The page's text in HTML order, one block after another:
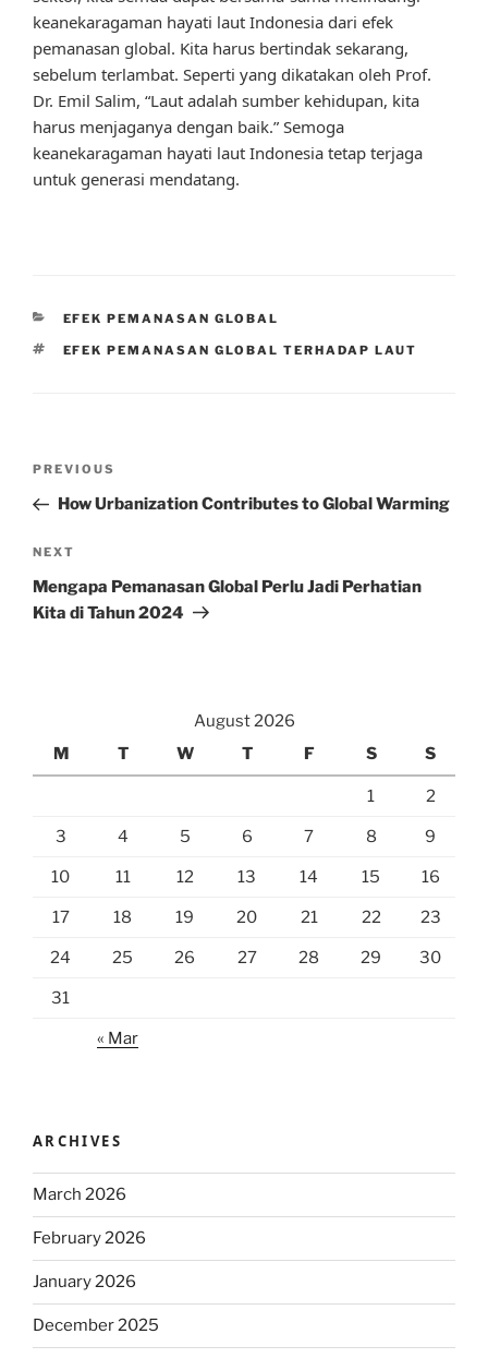
keanekaragaman hayati laut Indonesia dari efek
pemanasan global. Kita harus bertindak sekarang,
sebelum terlambat. Seperti yang dikatakan oleh Prof.
Dr. Emil Salim, “Laut adalah sumber kehidupan, kita
harus menjaganya dengan baik.” Semoga
keanekaragaman hayati laut Indonesia tetap terjaga
untuk generasi mendatang.
CATEGORIES
EFEK PEMANASAN GLOBAL
TAGS
EFEK PEMANASAN GLOBAL TERHADAP LAUT
Previous
Post
PREVIOUS
How Urbanization Contributes to Global Warming
Next
Post
NEXT
Mengapa Pemanasan Global Perlu Jadi Perhatian
Kita di Tahun 2024
August 2026
M
T W T F S S
1 2
3 4 5 6 7 8 9
10 11 12 13 14 15 16
17 18 19 20 21 22 23
24 25 26 27 28 29 30
31
« Mar
ARCHIVES
March 2026
February 2026
January 2026
December 2025